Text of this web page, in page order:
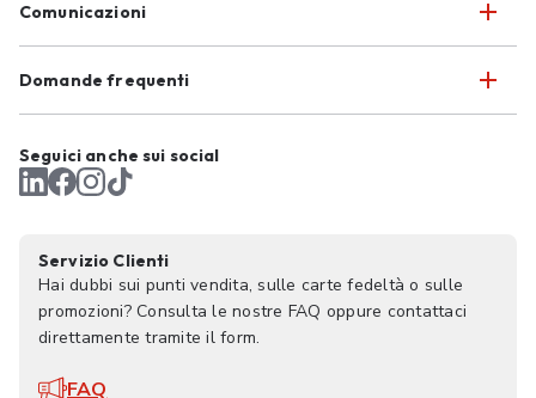
Comunicazioni
Domande frequenti
Seguici anche sui social
Servizio Clienti
Hai dubbi sui punti vendita, sulle carte fedeltà o sulle
promozioni? Consulta le nostre FAQ oppure contattaci
direttamente tramite il form.
FAQ